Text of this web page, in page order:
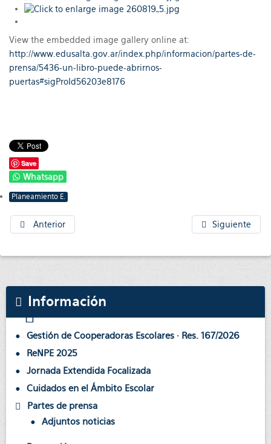
View the embedded image gallery online at:
http://www.edusalta.gov.ar/index.php/informacion/partes-de-
prensa/5436-un-libro-puede-abrirnos-
puertas#sigProId56203e8176
Save
Whatsapp
Planeamiento E.
Anterior Siguiente
Información
Gestión de Cooperadoras Escolares · Res. 167/2026
ReNPE 2025
Jornada Extendida Focalizada
Cuidados en el Ámbito Escolar
Partes de prensa
Adjuntos noticias